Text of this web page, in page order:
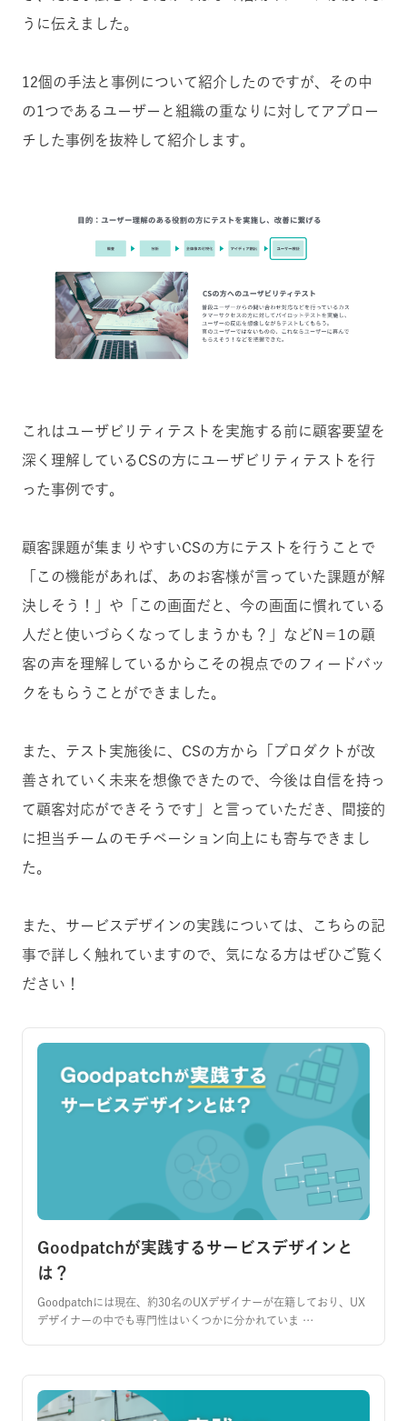
うに伝えました。
12個の手法と事例について紹介したのですが、その中
の1つであるユーザーと組織の重なりに対してアプロー
チした事例を抜粋して紹介します。
これはユーザビリティテストを実施する前に顧客要望を
深く理解しているCSの方にユーザビリティテストを行
った事例です。
顧客課題が集まりやすいCSの方にテストを行うことで
「この機能があれば、あのお客様が言っていた課題が解
決しそう！」や「この画面だと、今の画面に慣れている
人だと使いづらくなってしまうかも？」などN＝1の顧
客の声を理解しているからこその視点でのフィードバッ
クをもらうことができました。
また、テスト実施後に、CSの方から「プロダクトが改
善されていく未来を想像できたので、今後は自信を持っ
て顧客対応ができそうです」と言っていただき、間接的
に担当チームのモチベーション向上にも寄与できまし
た。
また、サービスデザインの実践については、こちらの記
事で詳しく触れていますので、気になる方はぜひご覧く
ださい！
Goodpatchが実践するサービスデザインと
は？
Goodpatchには現在、約30名のUXデザイナーが在籍しており、UX
デザイナーの中でも専門性はいくつかに分かれていま …